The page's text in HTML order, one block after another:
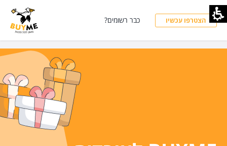
1
הצטרפו עכשיו כבר רשומים?